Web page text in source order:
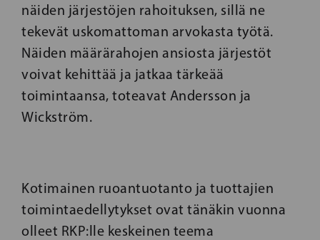
näiden järjestöjen rahoituksen, sillä ne
tekevät uskomattoman arvokasta työtä.
Näiden määrärahojen ansiosta järjestöt
voivat kehittää ja jatkaa tärkeää
toimintaansa, toteavat Andersson ja
Wickström.
Kotimainen ruoantuotanto ja tuottajien
toimintaedellytykset ovat tänäkin vuonna
olleet RKP:lle keskeinen teema